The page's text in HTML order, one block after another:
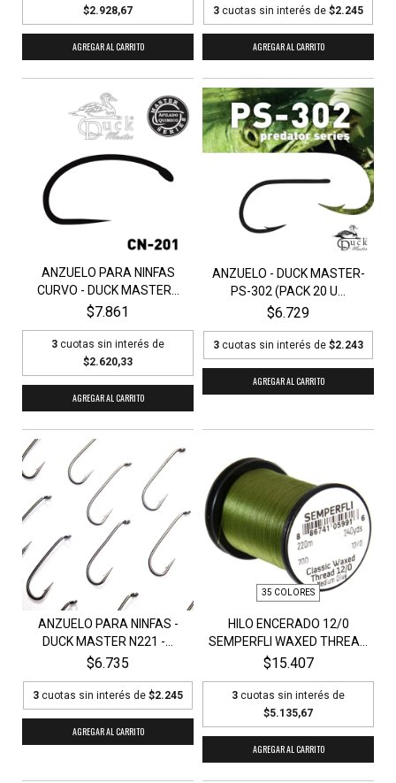
$2.928,67
AGREGAR AL CARRITO
3 cuotas sin interés de $2.245
AGREGAR AL CARRITO
ANZUELO PARA NINFAS
CURVO - DUCK MASTER...
$7.861
3 cuotas sin interés de
$2.620,33
AGREGAR AL CARRITO
ANZUELO - DUCK MASTER-
PS-302 (PACK 20 U...
$6.729
3 cuotas sin interés de $2.243
AGREGAR AL CARRITO
ANZUELO PARA NINFAS -
DUCK MASTER N221 -...
$6.735
3 cuotas sin interés de $2.245
AGREGAR AL CARRITO
35 COLORES
HILO ENCERADO 12/0
SEMPERFLI WAXED THREA...
$15.407
3 cuotas sin interés de
$5.135,67
AGREGAR AL CARRITO